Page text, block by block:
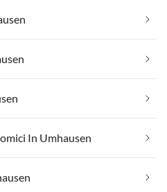
In Umhausen